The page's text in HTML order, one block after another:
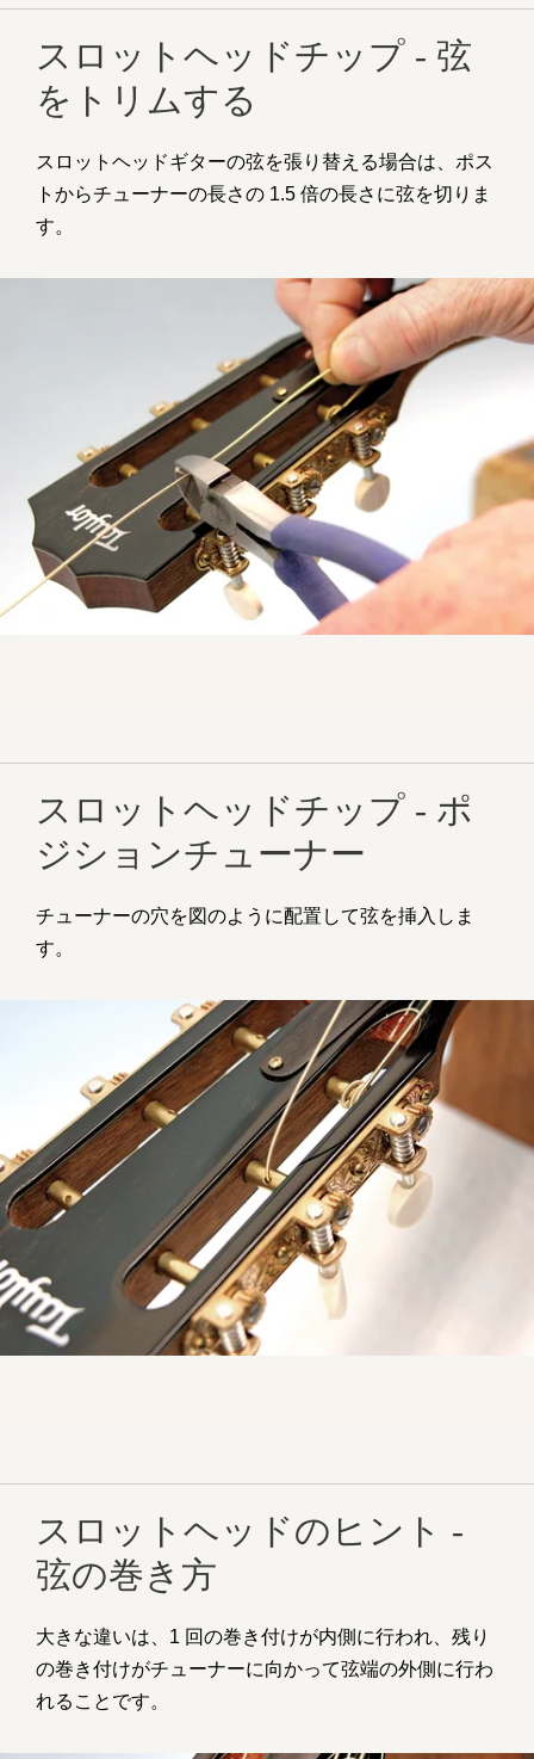
スロットヘッドチップ - 弦
をトリムする
スロットヘッドギターの弦を張り替える場合は、ポス
トからチューナーの長さの 1.5 倍の長さに弦を切りま
す。
スロットヘッドチップ - ポ
ジションチューナー
チューナーの穴を図のように配置して弦を挿入しま
す。
スロットヘッドのヒント -
弦の巻き方
大きな違いは、1 回の巻き付けが内側に行われ、残り
の巻き付けがチューナーに向かって弦端の外側に行わ
れることです。